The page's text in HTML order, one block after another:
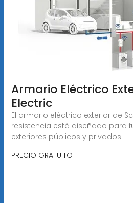
Armario Eléctrico
Electric
El armario eléctrico exterior de
resistencia está diseñado para
exteriores públicos y privados.
PRECIO GRATUITO